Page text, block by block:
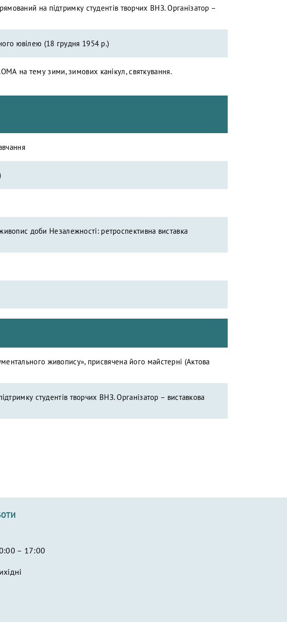
на підтримку студентів творчих ВНЗ. Організатор –
ювілею (18 грудня 1954 р.)
на тему зими, зимових канікул, святкування.
доби Незалежності: ретроспективна виставка
живопису», присвячена його майстерні (Актова
студентів творчих ВНЗ. Організатор – виставкова
– 17:00